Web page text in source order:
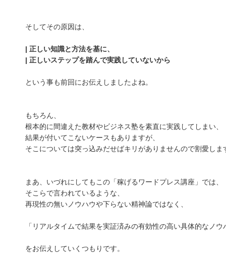
そしてその原因は、
| 正しい知識と方法を基に、
| 正しいステップを踏んで実践していないから
という事も前回にお伝えしましたよね。
もちろん、
根本的に間違えた教材やビジネス塾を素直に実践してしまい、
結果が付いてこないケースもありますが、
そこについては突っ込みだせばキリがありませんので割愛しま
まあ、いづれにしてもこの「稼げるワードプレス講座」では、
そこらで言われているような、
再現性の無いノウハウや下らない精神論ではなく、
「リアルタイムで結果を実証済みの有効性の高い具体的なノウ
をお伝えしていくつもりです。